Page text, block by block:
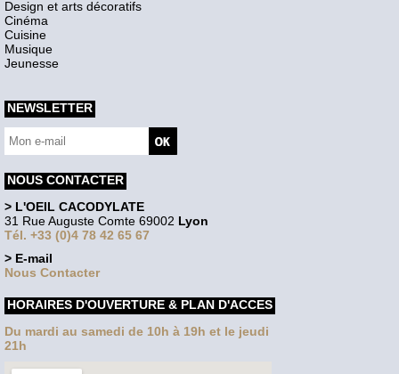
Design et arts décoratifs
Cinéma
Cuisine
Musique
Jeunesse
NEWSLETTER
NOUS CONTACTER
> L'OEIL CACODYLATE
31 Rue Auguste Comte 69002 Lyon
Tél. +33 (0)4 78 42 65 67
> E-mail
Nous Contacter
HORAIRES D'OUVERTURE & PLAN D'ACCES
Du mardi au samedi de 10h à 19h et le jeudi
21h